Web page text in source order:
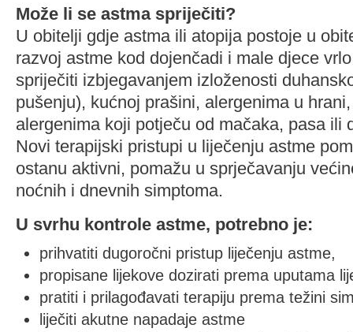
Može li se astma spriječiti?
U obitelji gdje astma ili atopija postoje u
razvoj astme kod dojenčadi i male djece
spriječiti izbjegavanjem izloženosti
pušenju), kućnoj prašini, alergenima u
alergenima koji potječu od mačaka, pasa ili
Novi terapijski pristupi u liječenju astme
ostanu aktivni, pomažu u sprječavanju
noćnih i dnevnih simptoma.
U svrhu kontrole astme, potrebno je:
prihvatiti dugoročni pristup liječenju astme,
propisane lijekove dozirati prema uputama
pratiti i prilagođavati terapiju prema težini
liječiti akutne napadaje astme